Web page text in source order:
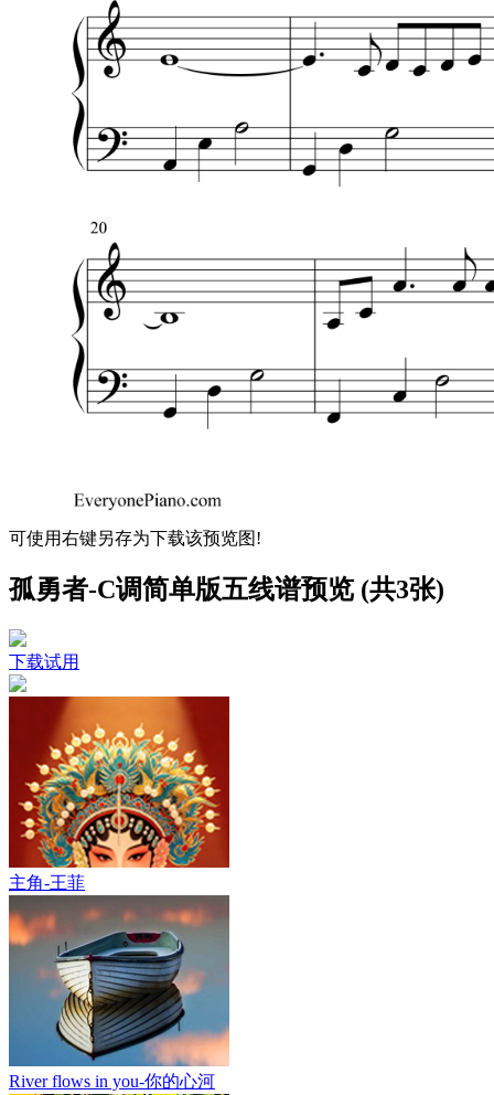
可使用右键另存为下载该预览图!
孤勇者-C调简单版五线谱预览 (共3张)
下载试用
主角-王菲
River flows in you-你的心河